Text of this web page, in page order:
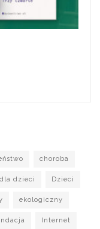
choroba
dla dzieci Dzieci
ekologiczny
Internet